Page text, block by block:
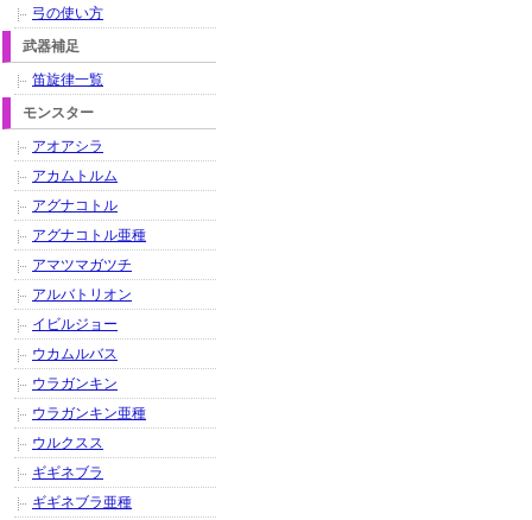
弓の使い方
武器補足
笛旋律一覧
モンスター
アオアシラ
アカムトルム
アグナコトル
アグナコトル亜種
アマツマガツチ
アルバトリオン
イビルジョー
ウカムルバス
ウラガンキン
ウラガンキン亜種
ウルクスス
ギギネブラ
ギギネブラ亜種